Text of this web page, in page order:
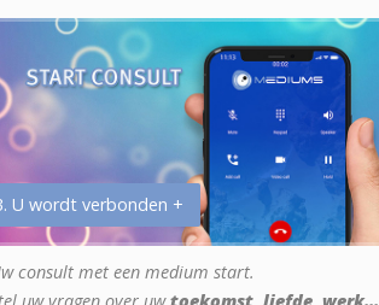
U wordt verbonden +
consult met een medium start.